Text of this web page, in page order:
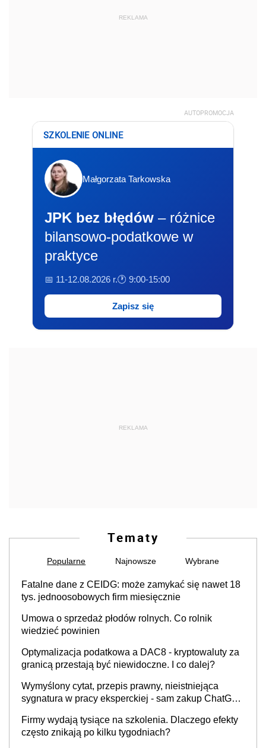
REKLAMA
AUTOPROMOCJA
SZKOLENIE ONLINE
Małgorzata Tarkowska
JPK bez błędów – różnice
bilansowo-podatkowe w
praktyce
📅 11-12.08.2026 r.🕐 9:00-15:00
Zapisz się
REKLAMA
Tematy
Popularne Najnowsze Wybrane
Fatalne dane z CEIDG: może zamykać się nawet 18
tys. jednoosobowych firm miesięcznie
Umowa o sprzedaż płodów rolnych. Co rolnik
wiedzieć powinien
Optymalizacja podatkowa a DAC8 - kryptowaluty za
granicą przestają być niewidoczne. I co dalej?
Wymyślony cytat, przepis prawny, nieistniejąca
sygnatura w pracy eksperckiej - sam zakup ChatGPT
Firmy wydają tysiące na szkolenia. Dlaczego efekty
często znikają po kilku tygodniach?